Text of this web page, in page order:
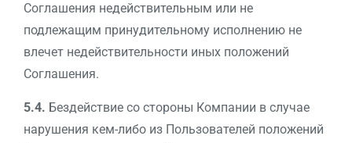
Соглашения недействительным или не
подлежащим принудительному исполнению не
влечет недействительности иных положений
Соглашения.
5.4. Бездействие со стороны Компании в случае
нарушения кем-либо из Пользователей положений